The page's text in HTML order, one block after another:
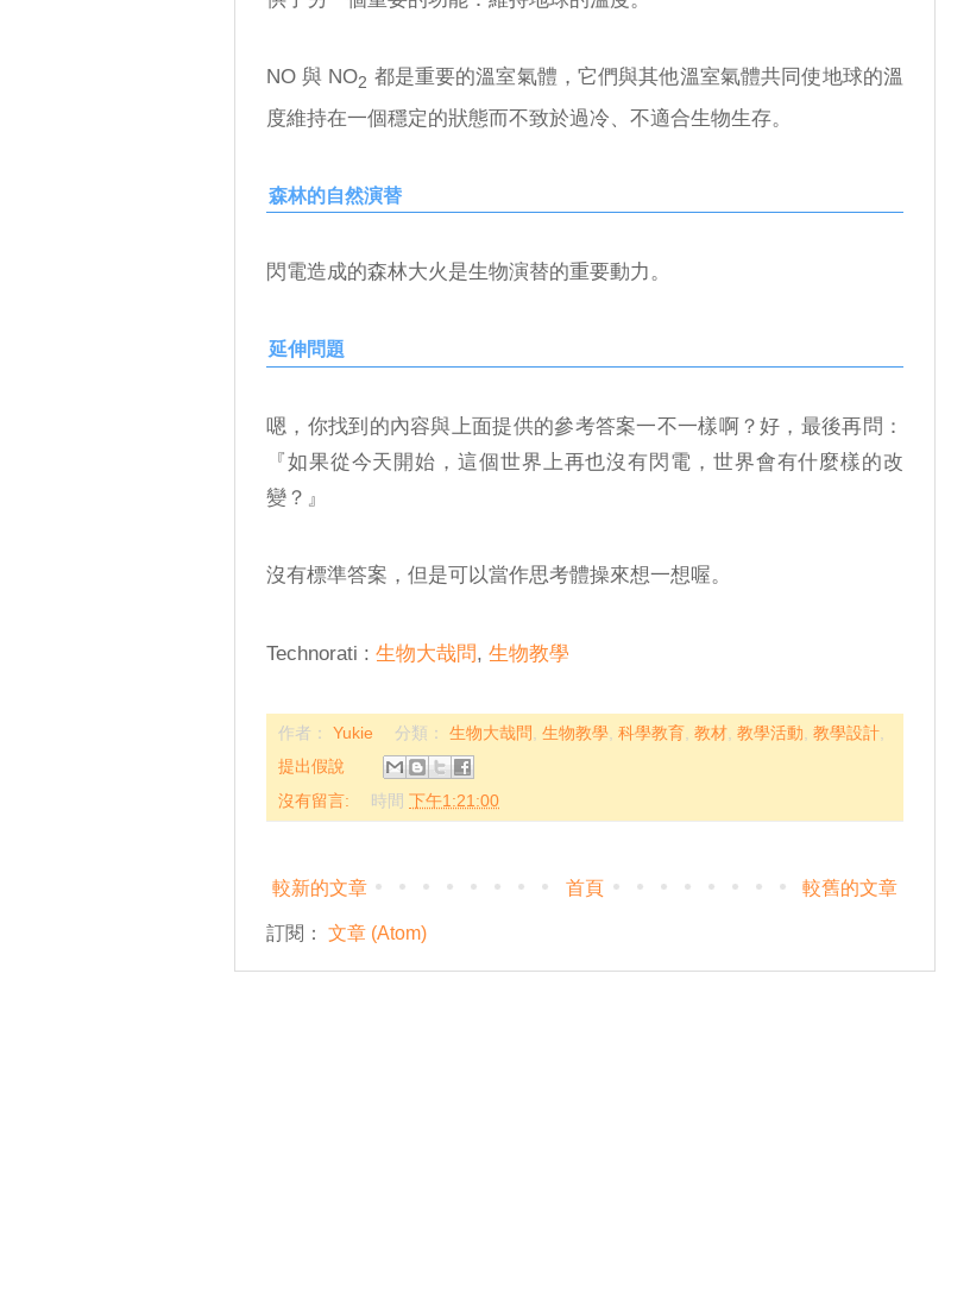
NO 與 NO2 都是重要的溫室氣體，它們與其他溫室氣體共同使地球的溫
度維持在一個穩定的狀態而不致於過冷、不適合生物生存。
森林的自然演替
閃電造成的森林大火是生物演替的重要動力。
延伸問題
嗯，你找到的內容與上面提供的參考答案一不一樣啊？好，最後再問：
『如果從今天開始，這個世界上再也沒有閃電，世界會有什麼樣的改
變？』
沒有標準答案，但是可以當作思考體操來想一想喔。
Technorati : 生物大哉問, 生物教學
作者： Yukie 分類：生物大哉問 ,生物教學 ,科學教育 ,教材 ,教學活動 ,教學設計
提出假說
沒有留言:
時間下午1:21:00
較新的文章 較舊的文章
首頁
訂閱： 文章 (Atom)